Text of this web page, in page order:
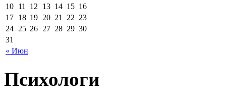
« Июн
10 11 12 13 14 15 16
17 18 19 20 21 22 23
24 25 26 27 28 29 30
31
Психологи